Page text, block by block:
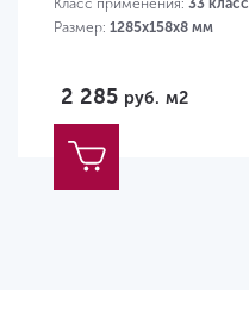
Класс применения: 33 класс
Размер: 1285х158х8 мм
2 285 руб. м2